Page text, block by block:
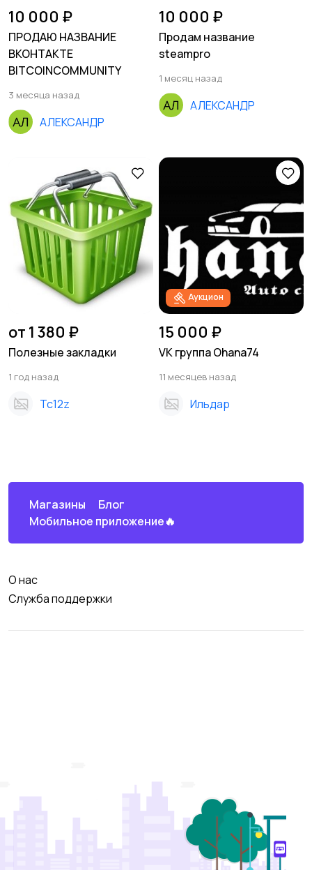
10 000 ₽
ПРОДАЮ НАЗВАНИЕ
ВКОНТАКТЕ
BITCOINCOMMUNITY
3 месяца назад
АЛЕКСАНДР
10 000 ₽
Продам название
steampro
1 месяц назад
АЛЕКСАНДР
от 1 380 ₽
Полезные закладки
1 год назад
Tc12z
Аукцион
15 000 ₽
VK группа Ohana74
11 месяцев назад
Ильдар
Магазины
Блог
Мобильное приложение🔥
О нас
Служба поддержки